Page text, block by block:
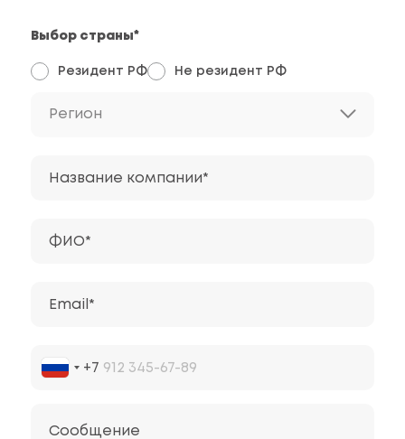
Выбор страны*
Резидент РФ Не резидент РФ
Регион
Название компании*
ФИО*
Email*
+7
Сообщение